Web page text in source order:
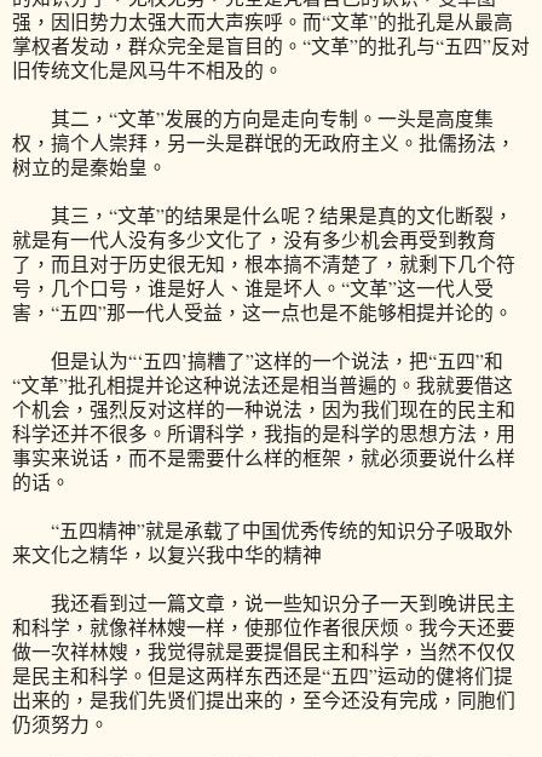
强，因旧势力太强大而大声疾呼。而“文革”的批孔是从最高
掌权者发动，群众完全是盲目的。“文革”的批孔与“五四”反对
旧传统文化是风马牛不相及的。
其二，“文革”发展的方向是走向专制。一头是高度集
权，搞个人崇拜，另一头是群氓的无政府主义。批儒扬法，
树立的是秦始皇。
其三，“文革”的结果是什么呢？结果是真的文化断裂，
就是有一代人没有多少文化了，没有多少机会再受到教育
了，而且对于历史很无知，根本搞不清楚了，就剩下几个符
号，几个口号，谁是好人、谁是坏人。“文革”这一代人受
害，“五四”那一代人受益，这一点也是不能够相提并论的。
但是认为“‘五四’搞糟了”这样的一个说法，把“五四”和
“文革”批孔相提并论这种说法还是相当普遍的。我就要借这
个机会，强烈反对这样的一种说法，因为我们现在的民主和
科学还并不很多。所谓科学，我指的是科学的思想方法，用
事实来说话，而不是需要什么样的框架，就必须要说什么样
的话。
“五四精神”就是承载了中国优秀传统的知识分子吸取外
来文化之精华，以复兴我中华的精神
我还看到过一篇文章，说一些知识分子一天到晚讲民主
和科学，就像祥林嫂一样，使那位作者很厌烦。我今天还要
做一次祥林嫂，我觉得就是要提倡民主和科学，当然不仅仅
是民主和科学。但是这两样东西还是“五四”运动的健将们提
出来的，是我们先贤们提出来的，至今还没有完成，同胞们
仍须努力。